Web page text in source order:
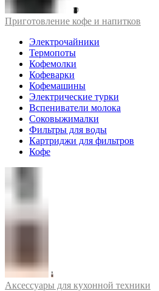
Приготовление кофе и напитков
Электрочайники
Термопоты
Кофемолки
Кофеварки
Кофемашины
Электрические турки
Вспениватели молока
Соковыжималки
Фильтры для воды
Картриджи для фильтров
Кофе
Аксессуары для кухонной техники